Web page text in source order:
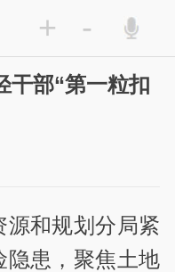
+ -
干部“第一粒扣
源和规划分局紧
隐患，聚焦土地